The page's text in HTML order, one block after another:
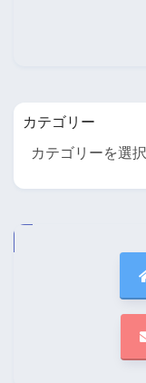
カテゴリー